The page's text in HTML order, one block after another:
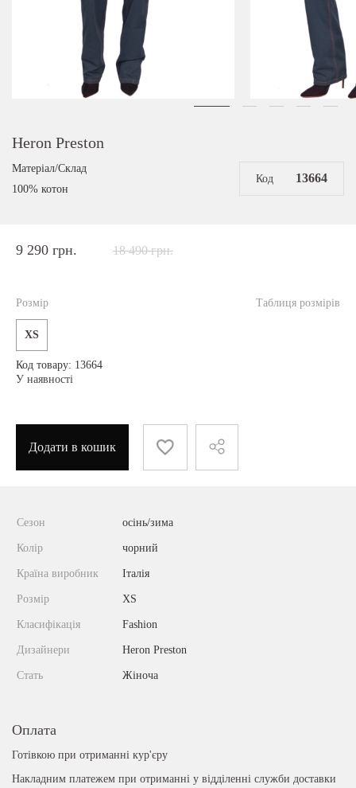
Heron Preston
Матеріал/Склад
100% котон
Код 13664
9 290 грн. 18 490 грн.
Таблиця розмірів
Розмір
XS
Код товару: 13664
У наявності
Додати в кошик
Сезон осінь/зима
Колір чорний
Країна виробник Італія
Розмір XS
Класифікація Fashion
Дизайнери Heron Preston
Стать Жіноча
Оплата
Готівкою при отриманні кур'єру
Накладним платежем при отриманні у відділенні служби доставки